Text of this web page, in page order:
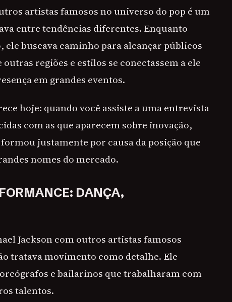
artistas famosos no universo do pop é um
entre tendências diferentes. Enquanto
buscava caminho para alcançar públicos
regiões e estilos se conectassem a ele
em grandes eventos.
hoje: quando você assiste a uma entrevista
com as que aparecem sobre inovação,
justamente por causa da posição que
nomes do mercado.
DANÇA,
Jackson com outros artistas famosos
tratava movimento como detalhe. Ele
e bailarinos que trabalharam com
talentos.